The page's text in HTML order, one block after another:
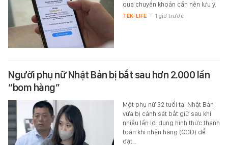
qua chuyển khoản cần nên lưu ý.
TEK-LIFE - 1 giờ trước
Người phụ nữ Nhật Bản bị bắt sau hơn 2.000 lần
“bom hàng”
Một phụ nữ 32 tuổi tại Nhật Bản
vừa bị cảnh sát bắt giữ sau khi
nhiều lần lợi dụng hình thức thanh
toán khi nhận hàng (COD) để
đặt…